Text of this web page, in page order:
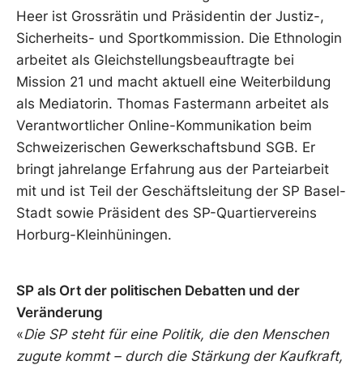
Heer ist Grossrätin und Präsidentin der Justiz-,
Sicherheits- und Sportkommission. Die Ethnologin
arbeitet als Gleichstellungsbeauftragte bei
Mission 21 und macht aktuell eine Weiterbildung
als Mediatorin. Thomas Fastermann arbeitet als
Verantwortlicher Online-Kommunikation beim
Schweizerischen Gewerkschaftsbund SGB. Er
bringt jahrelange Erfahrung aus der Parteiarbeit
mit und ist Teil der Geschäftsleitung der SP Basel-
Stadt sowie Präsident des SP-Quartiervereins
Horburg-Kleinhüningen.
SP als Ort der politischen Debatten und der
Veränderung
«Die SP steht für eine Politik, die den Menschen
zugute kommt – durch die Stärkung der Kaufkraft,